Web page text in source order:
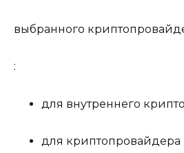
выбранного
:
для внутреннего
для криптопровайдера